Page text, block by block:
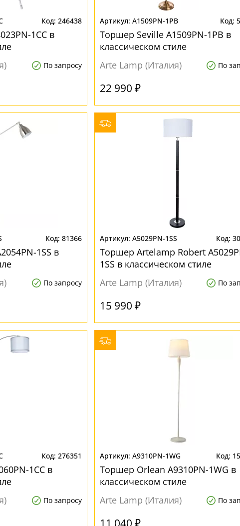
246438
1CC в
По запросу
A1509PN-1PB
Торшер Seville A1509PN-1PB в
классическом стиле
Arte Lamp (Италия)
По
22 990 ₽
81366
1SS в
По запросу
A5029PN-1SS
Торшер Artelamp Robert
1SS в классическом стиле
Arte Lamp (Италия)
По
15 990 ₽
276351
1CC в
По запросу
A9310PN-1WG
Торшер Orlean A9310PN-1WG в
классическом стиле
Arte Lamp (Италия)
По
11 040 ₽